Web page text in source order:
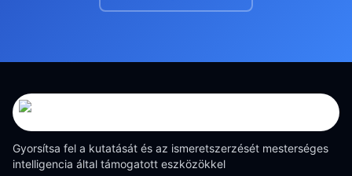
Gyorsítsa fel a kutatását és az ismeretszerzését mesterséges
intelligencia által támogatott eszközökkel